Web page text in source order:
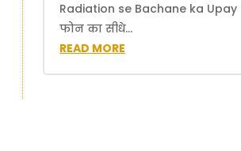
Radiation se Bachane ka
फोन का सीधे...
READ MORE